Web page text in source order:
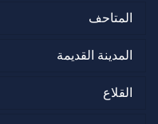
المتاحف
المدينة القديمة
القلاع